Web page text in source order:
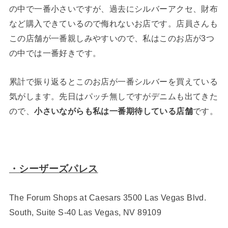
の中で一番小さいですが、過去にシルバーアクセ、財布
など購入できているので侮れないお店です。店員さんも
この店舗が一番親しみやすいので、私はこのお店が3つ
の中では一番好きです。
累計で振り返るとこのお店が一番シルバーを買えている
気がします。先日はパッチ無しですがデニムも出てきた
ので、小さいながらも私は一番期待している店舗です。
・シーザーズパレス
The Forum Shops at Caesars 3500 Las Vegas Blvd.
South, Suite S-40 Las Vegas, NV 89109